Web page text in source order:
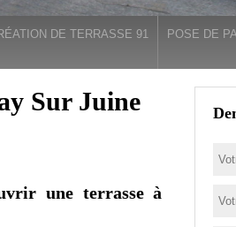
DE TERRASSE 91 POSE DE
Sur Juine
une terrasse à